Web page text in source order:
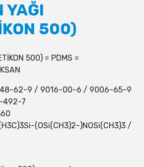
YAĞI
500)
500) = PDMS =
62-9 / 9016-00-6 / 9006-65-9
492-7
(OSi(CH3)2-)NOSi(CH3)3 /